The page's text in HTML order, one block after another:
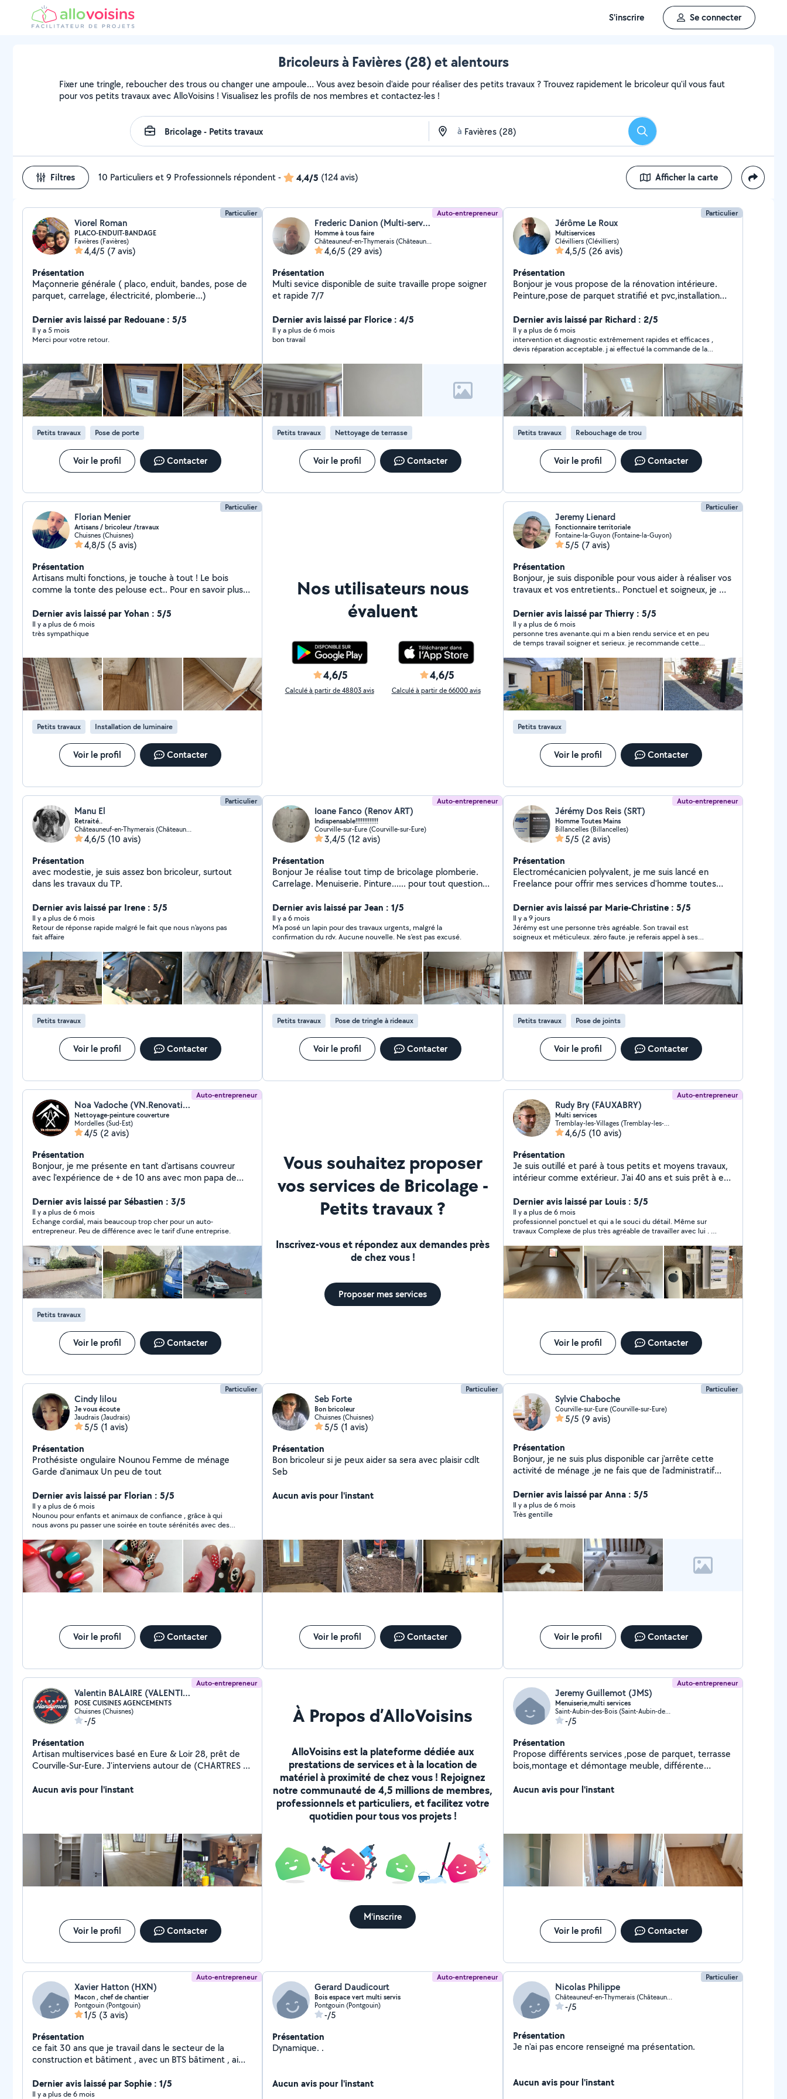
S'inscrire Se connecter
Bricoleurs à Favières (28) et alentours
Fixer une tringle, reboucher des trous ou changer une ampoule… Vous avez besoin d'aide pour réaliser des petits travaux ? Trouvez rapidement le bricoleur qu'il vous faut
pour vos petits travaux avec AlloVoisins ! Visualisez les profils de nos membres et contactez-les !
à Rechercher
Filtres 10 Particuliers et 9 Professionnels répondent- 4,4/5 (124 avis) Afficher la carte
Particulier
Viorel Roman
PLACO-ENDUIT-BANDAGE
Favières (Favières)
4,4/5 (7 avis)
Présentation
Maçonnerie générale ( placo, enduit, bandes, pose de
parquet, carrelage, électricité, plomberie...)
Dernier avis laissé par Redouane : 5/5
Il y a 5 mois
Merci pour votre retour.
Petits travaux Pose de porte
Voir le profil Contacter
Auto-entrepreneur
Frederic Danion (Multi-services)
Homme à tous faire
Châteauneuf-en-Thymerais (Châteauneuf-en-Thymerais)
4,6/5 (29 avis)
Présentation
Multi sevice disponible de suite travaille prope soigner
et rapide 7/7
Dernier avis laissé par Florice : 4/5
Il y a plus de 6 mois
bon travail
Petits travaux Nettoyage de terrasse
Voir le profil Contacter
Particulier
Jérôme Le Roux
Multiservices
Clévilliers (Clévilliers)
4,5/5 (26 avis)
Présentation
Bonjour je vous propose de la rénovation intérieure.
Peinture,pose de parquet stratifié et pvc,installation
mécanique changement plaquettes de
freins,disque,vidange. Si pas de réponse en demande
privé c'est que mon champ d'action est limité faites vos
demandes via un SMS ou un appel directement sur
mon téléphone il est indiqué sur mon profil zéro
six.trente trois.treize.quatre vingt.quatre vingt huit .
Parfois je suis pas connecté sur Allo Voisin
Dernier avis laissé par Richard : 2/5
Il y a plus de 6 mois
intervention et diagnostic extrêmement rapides et efficaces ,
devis réparation acceptable. j ai effectué la commande de la
disparu ne me permettant pas de retourner la pièce erronée,
mais strictement conforme aux instructions impact pas de
réparation et perte de 37€
Petits travaux Rebouchage de trou
Voir le profil Contacter
Particulier
Florian Menier
Artisans / bricoleur /travaux
Chuisnes (Chuisnes)
4,8/5 (5 avis)
Présentation
Artisans multi fonctions, je touche à tout ! Le bois
comme la tonte des pelouse ect.. Pour en savoir plus
Dernier avis laissé par Yohan : 5/5
Il y a plus de 6 mois
très sympathique
Petits travaux Installation de luminaire
Voir le profil Contacter
Nos utilisateurs nous
évaluent
4,6/5
Calculé à partir de 48803 avis
4,6/5
Calculé à partir de 66000 avis
Particulier
Jeremy Lienard
Fonctionnaire territoriale
Fontaine-la-Guyon (Fontaine-la-Guyon)
5/5 (7 avis)
Présentation
Bonjour, je suis disponible pour vous aider à réaliser vos
travaux et vos entretients.. Ponctuel et soigneux, je me
rencontrer avant de nous engager. A bientôt, Jérémy
Dernier avis laissé par Thierry : 5/5
Il y a plus de 6 mois
personne tres avenante.qui m a bien rendu service et en peu
de temps travail soigner et serieux. je recommande cette
bons echanges merci encore.
Petits travaux
Voir le profil Contacter
Particulier
Manu El
Retraité..
Châteauneuf-en-Thymerais (Châteauneuf-en-Thymerais)
4,6/5 (10 avis)
Présentation
avec modestie, je suis assez bon bricoleur, surtout
dans les travaux du TP.
Dernier avis laissé par Irene : 5/5
Il y a plus de 6 mois
Retour de réponse rapide malgré le fait que nous n'ayons pas
fait affaire
Petits travaux
Voir le profil Contacter
Auto-entrepreneur
Ioane Fanco (Renov ART)
Indispensable!!!!!!!!!!!!!
Courville-sur-Eure (Courville-sur-Eure)
3,4/5 (12 avis)
Présentation
Bonjour Je réalise tout timp de bricolage plomberie.
Carrelage. Menuiserie. Pinture...... pour tout question
Dernier avis laissé par Jean : 1/5
Il y a 6 mois
M'a posé un lapin pour des travaux urgents, malgré la
confirmation du rdv. Aucune nouvelle. Ne s'est pas excusé.
Petits travaux Pose de tringle à rideaux
Voir le profil Contacter
Auto-entrepreneur
Jérémy Dos Reis (SRT)
Homme Toutes Mains
Billancelles (Billancelles)
5/5 (2 avis)
Présentation
Electromécanicien polyvalent, je me suis lancé en
Freelance pour offrir mes services d'homme toutes
travaux intérieur / extérieur *entretiens des jardins
*soutien administratif / travail de bureau Besoin d'un
service ? Contactez moi.
Dernier avis laissé par Marie-Christine : 5/5
Il y a 9 jours
Jérémy est une personne très agréable. Son travail est
soigneux et méticuleux. zéro faute. je referais appel à ses
Petits travaux Pose de joints
Voir le profil Contacter
Auto-entrepreneur
Noa Vadoche (VN.Renovation)
Nettoyage-peinture couverture
Mordelles (Sud-Est)
4/5 (2 avis)
Présentation
Bonjour, je me présente en tant d'artisans couvreur
avec l'expérience de + de 10 ans avec mon papa de
nettoyage, couverture, peinture, maçonnerie n'hésitez
pas à me contacter pour plus de renseignements devis
et déplacement intervient en cas d'urgence merci
Cordialement. V.N rénovation
Dernier avis laissé par Sébastien : 3/5
Il y a plus de 6 mois
Echange cordial, mais beaucoup trop cher pour un auto-
entrepreneur. Peu de différence avec le tarif d'une entreprise.
Petits travaux
Voir le profil Contacter
Vous souhaitez proposer
vos services de Bricolage -
Petits travaux ?
Inscrivez-vous et répondez aux demandes près
de chez vous !
Proposer mes services
Auto-entrepreneur
Rudy Bry (FAUXABRY)
Multi services
Tremblay-les-Villages (Tremblay-les-Villages)
4,6/5 (10 avis)
Présentation
Je suis outillé et paré à tous petits et moyens travaux,
intérieur comme extérieur. J'ai 40 ans et suis prêt à en
Dernier avis laissé par Louis : 5/5
Il y a plus de 6 mois
professionnel ponctuel et qui a le souci du détail. Même sur
travaux Complexe de plus très agréable de travailler avec lui . je
Voir le profil Contacter
Particulier
Cindy lilou
Je vous écoute
Jaudrais (Jaudrais)
5/5 (1 avis)
Présentation
Prothésiste ongulaire Nounou Femme de ménage
Garde d'animaux Un peu de tout
Dernier avis laissé par Florian : 5/5
Il y a plus de 6 mois
Nounou pour enfants et animaux de confiance , grâce à qui
nous avons pu passer une soirée en toute sérénités avec des
appel à vous dès que besoin . ?
Voir le profil Contacter
Particulier
Seb Forte
Bon bricoleur
Chuisnes (Chuisnes)
5/5 (1 avis)
Présentation
Bon bricoleur si je peux aider sa sera avec plaisir cdlt
Seb
Aucun avis pour l'instant
Voir le profil Contacter
Particulier
Sylvie Chaboche
Courville-sur-Eure (Courville-sur-Eure)
5/5 (9 avis)
Présentation
Bonjour, je ne suis plus disponible car j'arrête cette
activité de ménage ,je ne fais que de l'administratif
d'impôt immédiatement. Donc n'hésitez pas
l'expérience est là.
Dernier avis laissé par Anna : 5/5
Il y a plus de 6 mois
Très gentille
Voir le profil Contacter
Auto-entrepreneur
Valentin BALAIRE (VALENTIN-HANDYMAN)
POSE CUISINES AGENCEMENTS
Chuisnes (Chuisnes)
-/5
Présentation
Artisan multiservices basé en Eure & Loir 28, prêt de
Courville-Sur-Eure. J'interviens autour de (CHARTRES /
--------- POSE D'AGENCEMENTS : Spécialisé dans la
SERVICES : Je réalise également des petits travaux,
rénovations simple et entretient de l'habitat. -----------
Je me tiens à votre disposition pour vous conseiller et
réaliser vos projets avec soin. N'hésitez pas à me
contacter, je serai heureux d'échanger avec vous et de
sociaux INSTAGRAM / FACEBOOK / TIK TOK :
VALENTIN-HANDYMAN
Aucun avis pour l'instant
Voir le profil Contacter
À Propos d’AlloVoisins
AlloVoisins est la plateforme dédiée aux
prestations de services et à la location de
matériel à proximité de chez vous ! Rejoignez
notre communauté de 4,5 millions de membres,
professionnels et particuliers, et facilitez votre
quotidien pour tous vos projets !
M'inscrire
Auto-entrepreneur
Jeremy Guillemot (JMS)
Menuiserie,multi services
Saint-Aubin-des-Bois (Saint-Aubin-des-Bois)
-/5
Présentation
Propose différents services ,pose de parquet, terrasse
bois,montage et démontage meuble, différente
demande
Aucun avis pour l'instant
Voir le profil Contacter
Auto-entrepreneur
Xavier Hatton (HXN)
Macon , chef de chantier
Pontgouin (Pontgouin)
1/5 (3 avis)
Présentation
ce fait 30 ans que je travail dans le secteur de la
construction et bâtiment , avec un BTS bâtiment , aime
Dernier avis laissé par Sophie : 1/5
Il y a plus de 6 mois
Auto-entrepreneur
Gerard Daudicourt
Bois espace vert multi servis
Pontgouin (Pontgouin)
-/5
Présentation
Dynamique. .
Aucun avis pour l'instant
Particulier
Nicolas Philippe
Châteauneuf-en-Thymerais (Châteauneuf-en-Thymerais)
-/5
Présentation
Je n'ai pas encore renseigné ma présentation.
Aucun avis pour l'instant